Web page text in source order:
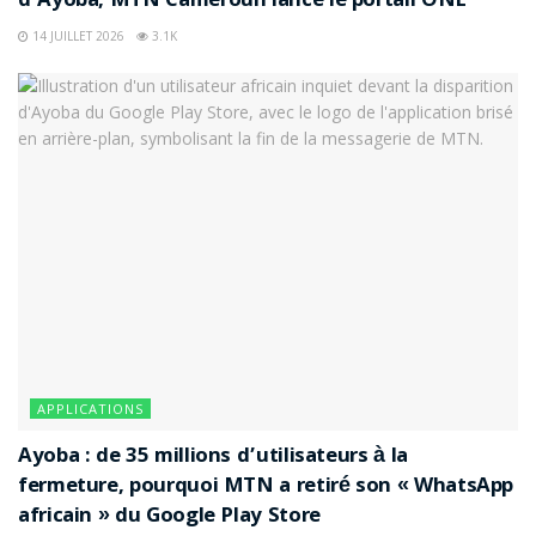
14 JUILLET 2026 3.1K
APPLICATIONS
Ayoba : de 35 millions d’utilisateurs à la
fermeture, pourquoi MTN a retiré son « WhatsApp
africain » du Google Play Store